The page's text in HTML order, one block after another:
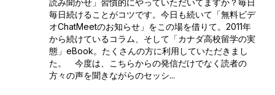
読み聞かせ」習慣的にやっていただいてますか？毎日
毎日続けることがコツです。今日も続いて「無料ビデ
オChatMeetのお知らせ」をこの場を借りて。2011年
から続けているコラム、そして「カナダ高校留学の実
態」eBook。たくさんの方に利用していただきまし
た。 今度は、こちらからの発信だけでなく読者の
方々の声を聞きながらのセッシ...